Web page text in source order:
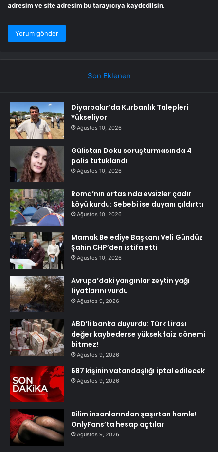
adresim ve site adresim bu tarayıcıya kaydedilsin.
Son Eklenen
Diyarbakır’da Kurbanlık Talepleri
Yükseliyor
Ağustos 10, 2026
Gülistan Doku soruşturmasında 4
polis tutuklandı
Ağustos 10, 2026
Roma’nın ortasında evsizler çadır
köyü kurdu: Sebebi ise duyanı çıldırttı
Ağustos 10, 2026
Mamak Belediye Başkanı Veli Gündüz
Şahin CHP’den istifa etti
Ağustos 10, 2026
Avrupa’daki yangınlar zeytin yağı
fiyatlarını vurdu
Ağustos 9, 2026
ABD’li banka duyurdu: Türk Lirası
değer kaybederse yüksek faiz dönemi
bitmez!
Ağustos 9, 2026
687 kişinin vatandaşlığı iptal edilecek
Ağustos 9, 2026
Bilim insanlarından şaşırtan hamle!
OnlyFans’ta hesap açtılar
Ağustos 9, 2026